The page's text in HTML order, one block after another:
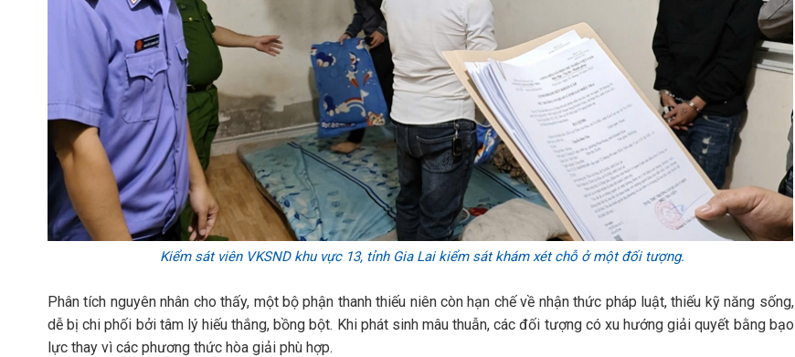
Kiểm sát viên VKSND khu vực 13, tỉnh Gia Lai kiểm sát khám xét chỗ ở một đối tượng.
Phân tích nguyên nhân cho thấy, một bộ phận thanh thiếu niên còn hạn chế về nhận thức pháp luật, thiếu kỹ năng sống,
dễ bị chi phối bởi tâm lý hiếu thắng, bồng bột. Khi phát sinh mâu thuẫn, các đối tượng có xu hướng giải quyết bằng bạo
lực thay vì các phương thức hòa giải phù hợp.